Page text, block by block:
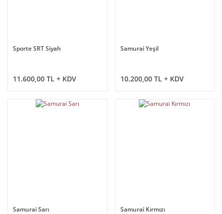
Sporte SRT Siyah
11.600,00 TL + KDV
Samurai Yeşil
10.200,00 TL + KDV
Samurai Sarı Samurai Kırmızı